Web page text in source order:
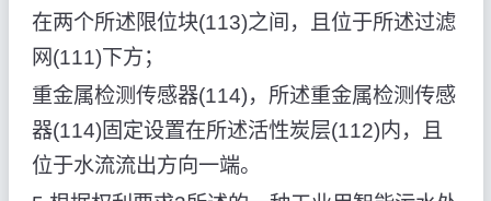
在两个所述限位块(113)之间，且位于所述过滤
网(111)下方；
重金属检测传感器(114)，所述重金属检测传感
器(114)固定设置在所述活性炭层(112)内，且
位于水流流出方向一端。